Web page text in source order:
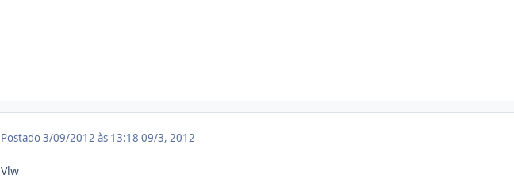
Postado3/09/2012 às 13:18 09/3, 2012
Vlw